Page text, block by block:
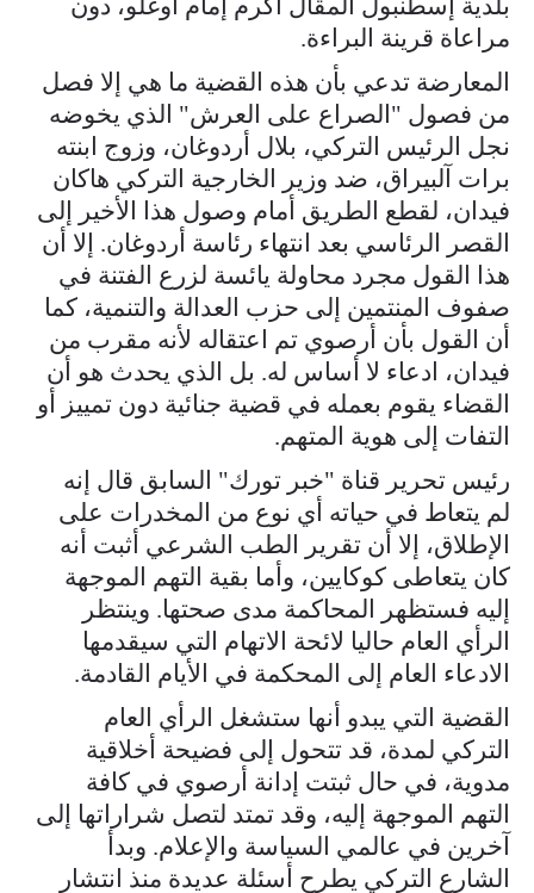
مراعاة قرينة البراءة.
المعارضة تدعي بأن هذه القضية ما هي إلا فصل
من فصول "الصراع على العرش" الذي يخوضه
نجل الرئيس التركي، بلال أردوغان، وزوج ابنته
برات آلبيراق، ضد وزير الخارجية التركي هاكان
فيدان، لقطع الطريق أمام وصول هذا الأخير إلى
القصر الرئاسي بعد انتهاء رئاسة أردوغان. إلا أن
هذا القول مجرد محاولة يائسة لزرع الفتنة في
صفوف المنتمين إلى حزب العدالة والتنمية، كما
أن القول بأن أرصوي تم اعتقاله لأنه مقرب من
فيدان، ادعاء لا أساس له. بل الذي يحدث هو أن
القضاء يقوم بعمله في قضية جنائية دون تمييز أو
التفات إلى هوية المتهم.
رئيس تحرير قناة "خبر تورك" السابق قال إنه
لم يتعاط في حياته أي نوع من المخدرات على
الإطلاق، إلا أن تقرير الطب الشرعي أثبت أنه
كان يتعاطى كوكايين، وأما بقية التهم الموجهة
إليه فستظهر المحاكمة مدى صحتها. وينتظر
الرأي العام حاليا لائحة الاتهام التي سيقدمها
الادعاء العام إلى المحكمة في الأيام القادمة.
القضية التي يبدو أنها ستشغل الرأي العام
التركي لمدة، قد تتحول إلى فضيحة أخلاقية
مدوية، في حال ثبتت إدانة أرصوي في كافة
التهم الموجهة إليه، وقد تمتد لتصل شراراتها إلى
آخرين في عالمي السياسة والإعلام. وبدأ
الشارع التركي يطرح أسئلة عديدة منذ انتشار